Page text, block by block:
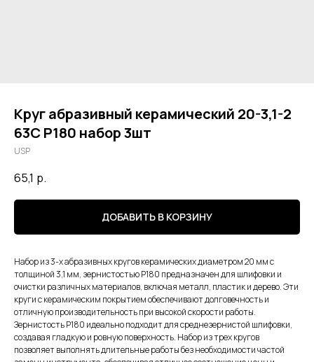
Круг абразивный керамический 20-3,1-2
63С Р180 набор 3шт
USP
65,1 р.
ДОБАВИТЬ В КОРЗИНУ
Набор из 3-х абразивных кругов керамических диаметром 20 мм с
толщиной 3,1 мм, зернистостью Р180 предназначен для шлифовки и
очистки различных материалов, включая металл, пластик и дерево. Эти
круги с керамическим покрытием обеспечивают долговечность и
отличную производительность при высокой скорости работы.
Зернистость Р180 идеально подходит для среднезернистой шлифовки,
создавая гладкую и ровную поверхность. Набор из трех кругов
позволяет выполнять длительные работы без необходимости частой